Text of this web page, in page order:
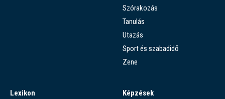
Szórakozás
Tanulás
Utazás
Sport és szabadidő
Zene
Lexikon
Képzések